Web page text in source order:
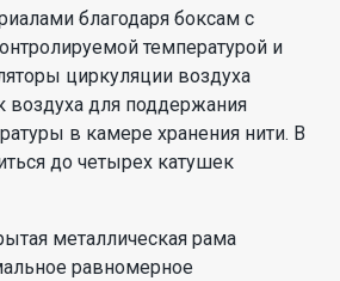
благодаря боксам с
температурой и
циркуляции воздуха
воздуха для поддержания
в камере хранения нити. В
до четырех катушек
металлическая рама
равномерное